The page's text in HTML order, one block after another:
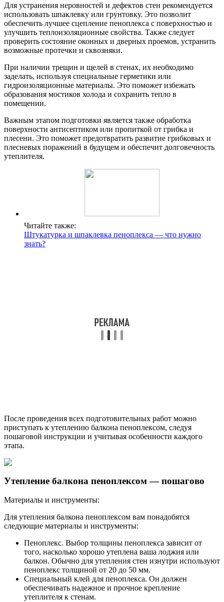
Для устранения неровностей и дефектов стен рекомендуется
использовать шпаклевку или грунтовку. Это позволит
обеспечить лучшее сцепление пеноплекса с поверхностью и
улучшить теплоизоляционные свойства. Также следует
проверить состояние оконных и дверных проемов, устранить
возможные протечки и сквозняки.
При наличии трещин и щелей в стенах, их необходимо
заделать, используя специальные герметики или
гидроизоляционные материалы. Это поможет избежать
образования мостиков холода и сохранить тепло в
помещении.
Важным этапом подготовки является также обработка
поверхности антисептиком или пропиткой от грибка и
плесени. Это поможет предотвратить развитие грибковых и
плесневых поражений в будущем и обеспечит долговечность
утеплителя.
Читайте также:
Штукатурка и шпаклевка пеноплекса — что нужно
знать?
После проведения всех подготовительных работ можно
приступать к утеплению балкона пеноплексом, следуя
пошаговой инструкции и учитывая особенности каждого
этапа.
Утепление балкона пеноплексом — пошагово
Материалы и инструменты:
Для утепления балкона пеноплексом вам понадобятся
следующие материалы и инструменты:
Пеноплекс. Выбор толщины пеноплекса зависит от
того, насколько хорошо утеплена ваша лоджия или
балкон. Обычно для утепления стен изнутри используют
пеноплекс толщиной от 20 до 50 мм.
Специальный клей для пеноплекса. Он должен
обеспечивать надежное и прочное крепление
утеплителя к стенам.